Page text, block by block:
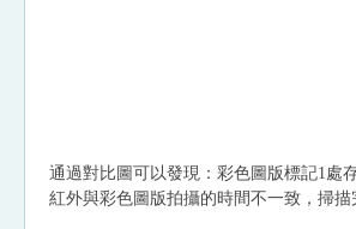
通過對比圖可以發現：彩色圖版標記1處
紅外與彩色圖版拍攝的時間不一致，掃